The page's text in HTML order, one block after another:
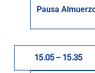
Pausa
15.05 – 15.35